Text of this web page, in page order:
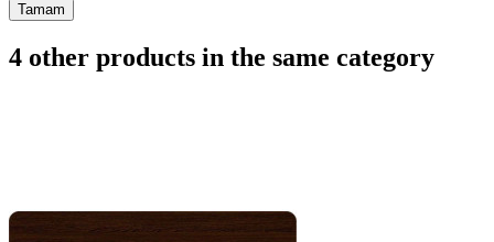
Tamam
4 other products in the same category